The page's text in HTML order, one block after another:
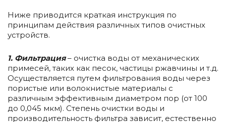
Ниже приводится краткая инструкция по
принципам действия различных типов очистных
устройств.
1. Фильтрация – очистка воды от механических
примесей, таких как песок, частицы ржавчины и т.д.
Осуществляется путем фильтрования воды через
пористые или волокнистые материалы с
различным эффективным диаметром пор (от 100
до 0,045 мкм). Степень очистки воды и
производительность фильтра зависит, естественно